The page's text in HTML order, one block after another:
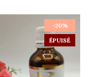
-20%
ÉPUISÉ